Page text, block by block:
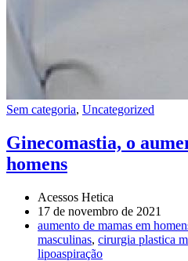
Sem categoria, Uncategorized
Ginecomastia, o
homens
Acessos Hetica
17 de novembro de 2021
aumento de mamas em
masculinas, cirurgia plastica
lipoaspiração